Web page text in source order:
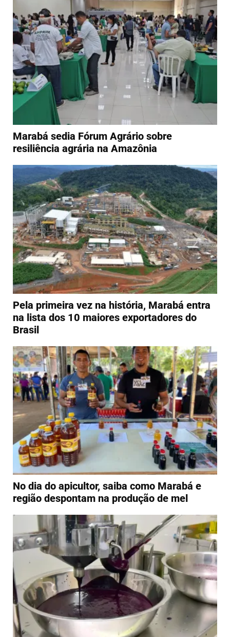
Marabá sedia Fórum Agrário sobre
resiliência agrária na Amazônia
Pela primeira vez na história, Marabá entra
na lista dos 10 maiores exportadores do
Brasil
No dia do apicultor, saiba como Marabá e
região despontam na produção de mel